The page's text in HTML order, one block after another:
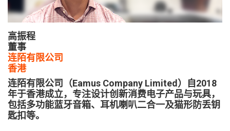
高振程
董事
连陌有限公司
香港
连陌有限公司（Eamus Company Limited）自2018
年于香港成立，专注设计创新消费电子产品与玩具，
包括多功能蓝牙音箱、耳机喇叭二合一及猫形防丢钥
匙扣等。